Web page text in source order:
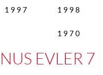
1998
1997
1970
EVLER 7